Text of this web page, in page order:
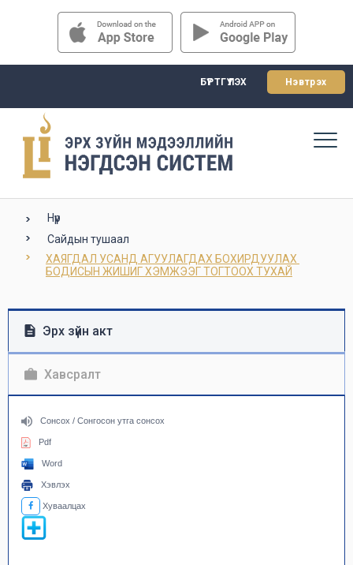
БҮРТГҮҮЛЭХ Нэвтрэх
Нүүр
Сайдын тушаал
ХАЯГДАЛ УСАНД АГУУЛАГДАХ БОХИРДУУЛАХ
БОДИСЫН ЖИШИГ ХЭМЖЭЭГ ТОГТООХ ТУХАЙ
Эрх зүйн акт
Хавсралт
Сонсох / Сонгосон утга сонсох
Pdf
Word
Хэвлэх
Хуваалцах